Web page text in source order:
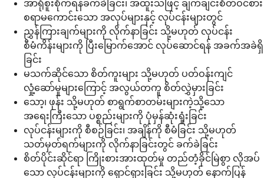
အာရုံစူးစိုက်ရန်ခက်ခဲခြင်း၊ အထူးသဖြင့် ချက်ချင်းစိတ်ဝင်စား
စရာမကောင်းသော အလုပ်များနှင့် လုပ်ငန်းများတွင်
ညွှန်ကြားချက်များကို လိုက်နာခြင်း သို့မဟုတ် လုပ်ငန်း
စီမံကိန်းများကို ပြီးမြောက်အောင် လုပ်ဆောင်ရန် အခက်အခဲရှိ
ခြင်း
မသက်ဆိုင်သော စိတ်ကူးများ သို့မဟုတ် ပတ်ဝန်းကျင်
လှုံ့ဆော်မှုများကြောင့် အလွယ်တကူ စိတ်လွှဲမှားခြင်း
သော့၊ ဖုန်း သို့မဟုတ် စာရွက်စာတမ်းများကဲ့သို့သော
အရေးကြီးသော ပစ္စည်းများကို ပုံမှန်ဆုံးရှုံးခြင်း
လုပ်ငန်းများကို စီစဉ်ခြင်း၊ အချိန်ကို စီမံခြင်း သို့မဟုတ်
သတ်မှတ်ရက်များကို လိုက်နာခြင်းတွင် ခက်ခဲခြင်း
စိတ်ပိုင်းဆိုင်ရာ ကြိုးစားအားထုတ်မှု တည်တံ့ခိုင်မြဲစွာ လိုအပ်
သော လုပ်ငန်းများကို ရှောင်ရှားခြင်း သို့မဟုတ် နောက်ပြန်